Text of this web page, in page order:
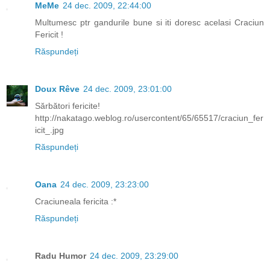
MeMe 24 dec. 2009, 22:44:00
Multumesc ptr gandurile bune si iti doresc acelasi Craciun
Fericit !
Răspundeți
Doux Rêve 24 dec. 2009, 23:01:00
Sărbători fericite!
http://nakatago.weblog.ro/usercontent/65/65517/craciun_fer
icit_.jpg
Răspundeți
Oana 24 dec. 2009, 23:23:00
Craciuneala fericita :*
Răspundeți
Radu Humor 24 dec. 2009, 23:29:00